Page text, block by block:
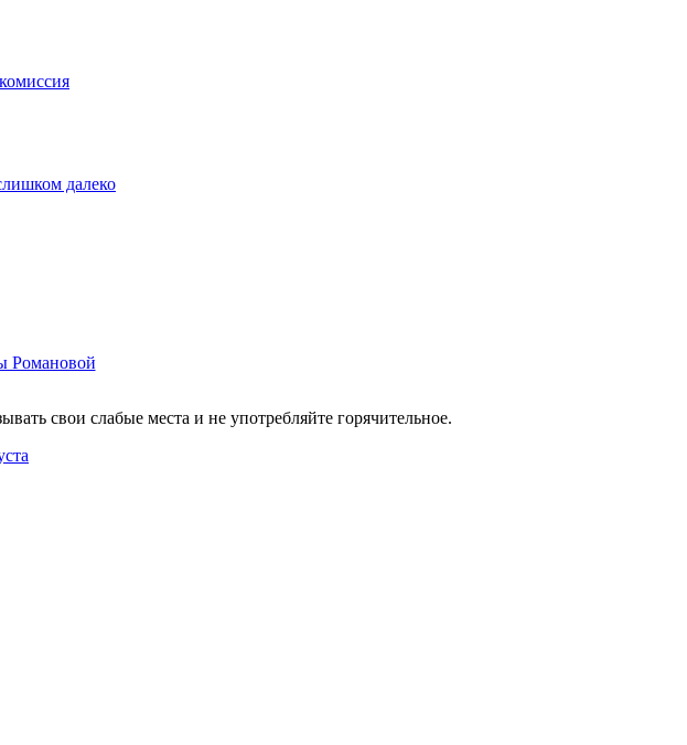
свои слабые места и не употребляйте горячительное.